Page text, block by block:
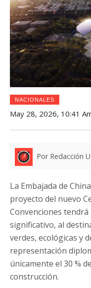
NACIONALES
May 28, 2026, 10:41
Por Redacción
La Embajada de
proyecto del nuevo
Convenciones
significativo, al
verdes, ecológicas y
representación
únicamente el 30 %
construcción.